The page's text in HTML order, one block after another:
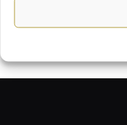
personnelles, veuillez
PROF EMILE